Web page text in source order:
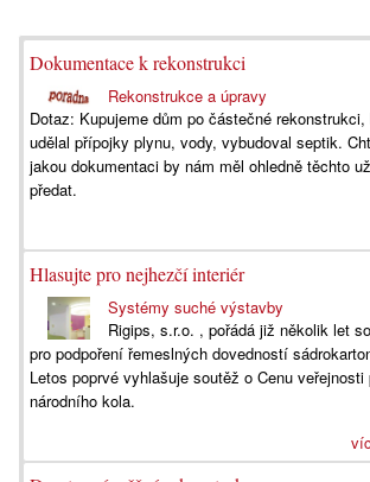
Dokumentace k rekonstrukci
Rekonstrukce a úpravy
Dotaz: Kupujeme dům po částečné
udělal přípojky plynu, vody, vybudoval septik.
jakou dokumentaci by nám měl ohledně těchto
předat.
Hlasujte pro nejhezčí interiér
Systémy suché výstavby
Rigips, s.r.o. , pořádá již několik let
pro podpoření řemeslných dovedností
Letos poprvé vyhlašuje soutěž o Cenu
národního kola.